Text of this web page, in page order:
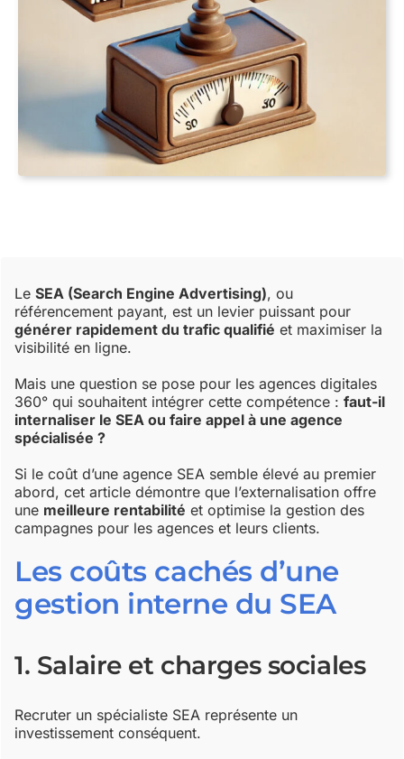
LeSEA (Search Engine Advertising), ou
référencement payant, est un levier puissant pour
générer rapidement du trafic qualifié et maximiser la
visibilité en ligne.
Mais une question se pose pour les agences digitales
360° qui souhaitent intégrer cette compétence :faut-il
internaliser le SEA ou faire appel à une agence
spécialisée ?
Si le coût d’une agence SEA semble élevé au premier
abord, cet article démontre que l’externalisation offre
une meilleure rentabilité et optimise la gestion des
campagnes pour les agences et leurs clients.
Les coûts cachés d’une
gestion interne du SEA
1. Salaire et charges sociales
Recruter un spécialiste SEA représente un
investissement conséquent.